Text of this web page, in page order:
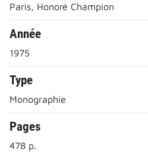
Paris, Honoré Champion
Année
1975
Type
Monographie
Pages
478 p.